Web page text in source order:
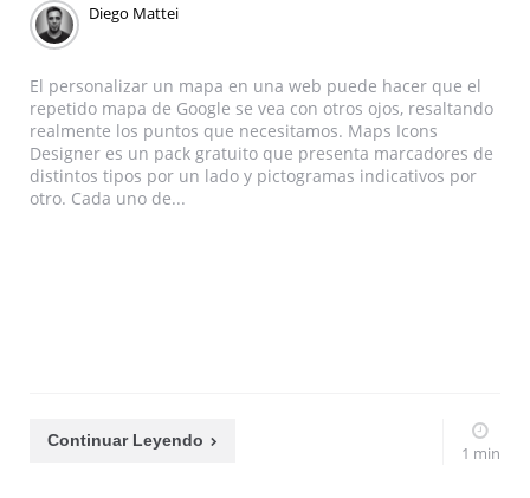
Diego Mattei
El personalizar un mapa en una web puede hacer que el
repetido mapa de Google se vea con otros ojos, resaltando
realmente los puntos que necesitamos. Maps Icons
Designer es un pack gratuito que presenta marcadores de
distintos tipos por un lado y pictogramas indicativos por
otro. Cada uno de...
Continuar Leyendo
1 min